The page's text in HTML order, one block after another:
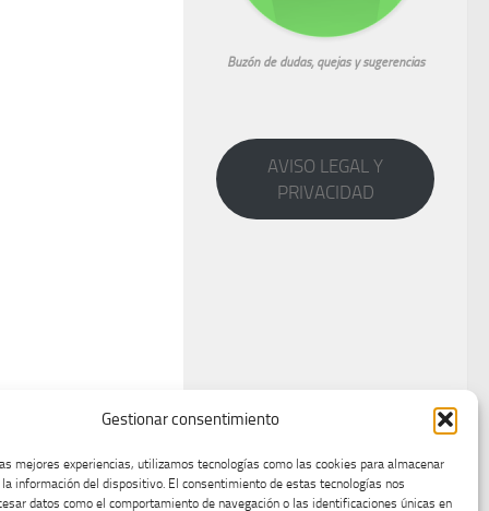
Gestionar consentimiento
mejores experiencias, utilizamos tecnologías como las cookies para almacenar
información del dispositivo. El consentimiento de estas tecnologías nos
datos como el comportamiento de navegación o las identificaciones únicas en
Buzón de dudas, quejas y sugerencias
AVISO LEGAL Y
PRIVACIDAD